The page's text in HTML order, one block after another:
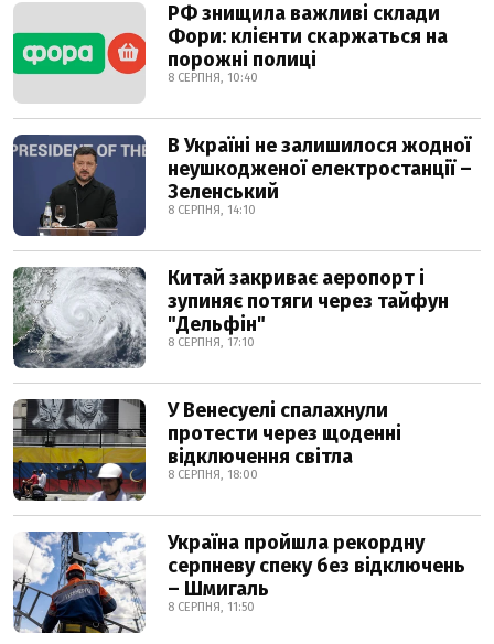
РФ знищила важливі склади
Фори: клієнти скаржаться на
порожні полиці
8 СЕРПНЯ, 10:40
В Україні не залишилося жодної
неушкодженої електростанції –
Зеленський
8 СЕРПНЯ, 14:10
Китай закриває аеропорт і
зупиняє потяги через тайфун
"Дельфін"
8 СЕРПНЯ, 17:10
У Венесуелі спалахнули
протести через щоденні
відключення світла
8 СЕРПНЯ, 18:00
Україна пройшла рекордну
серпневу спеку без відключень
– Шмигаль
8 СЕРПНЯ, 11:50